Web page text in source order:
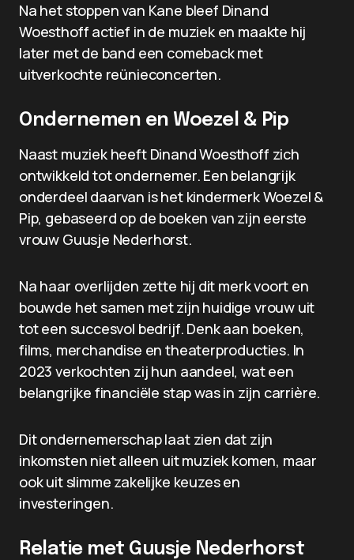
Na het stoppen van Kane bleef Dinand
Woesthoff actief in de muziek en maakte hij
later met de band een comeback met
uitverkochte reünieconcerten.
Ondernemen en Woezel & Pip
Naast muziek heeft Dinand Woesthoff zich
ontwikkeld tot ondernemer. Een belangrijk
onderdeel daarvan is het kindermerk Woezel &
Pip, gebaseerd op de boeken van zijn eerste
vrouw Guusje Nederhorst.
Na haar overlijden zette hij dit merk voort en
bouwde het samen met zijn huidige vrouw uit
tot een succesvol bedrijf. Denk aan boeken,
films, merchandise en theaterproducties. In
2023 verkochten zij hun aandeel, wat een
belangrijke financiële stap was in zijn carrière.
Dit ondernemerschap laat zien dat zijn
inkomsten niet alleen uit muziek komen, maar
ook uit slimme zakelijke keuzes en
investeringen.
Relatie met Guusje Nederhorst